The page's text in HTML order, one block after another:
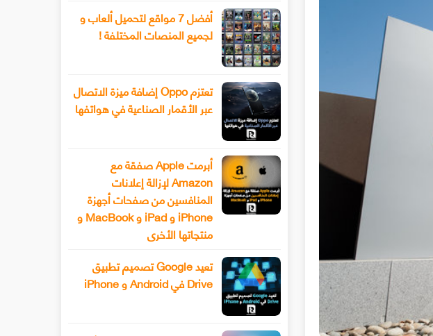
أفضل 7 مواقع لتحميل ألعاب و
لجميع المنصات المختلفة !
تعتزم Oppo إضافة ميزة الاتصال
عبر الأقمار الصناعية في هواتفها
أبرمت Apple صفقة مع
Amazon لإزالة إعلانات
المنافسين من صفحات أجهزة
iPhone و iPad و MacBook و
منتجاتها الأخرى
تعيد Google تصميم تطبيق
Drive في Android و iPhone